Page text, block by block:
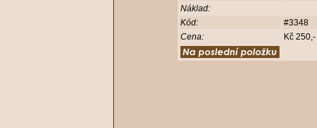
Náklad:
Kód:
#3348
Cena:
Kč